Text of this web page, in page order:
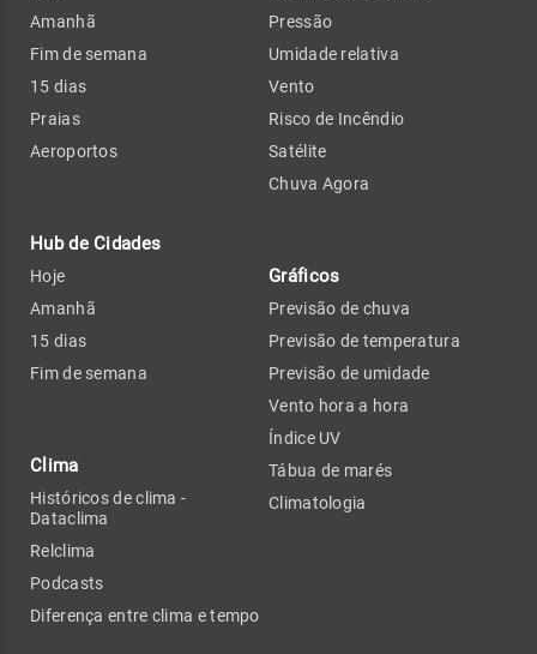
Amanhã
Fim de semana
15 dias
Praias
Aeroportos
Hub de Cidades
Hoje
Amanhã
15 dias
Fim de semana
Clima
Históricos de clima -
Dataclima
Relclima
Podcasts
Diferença entre clima e tempo
Pressão
Umidade relativa
Vento
Risco de Incêndio
Satélite
Chuva Agora
Gráficos
Previsão de chuva
Previsão de temperatura
Previsão de umidade
Vento hora a hora
Índice UV
Tábua de marés
Climatologia